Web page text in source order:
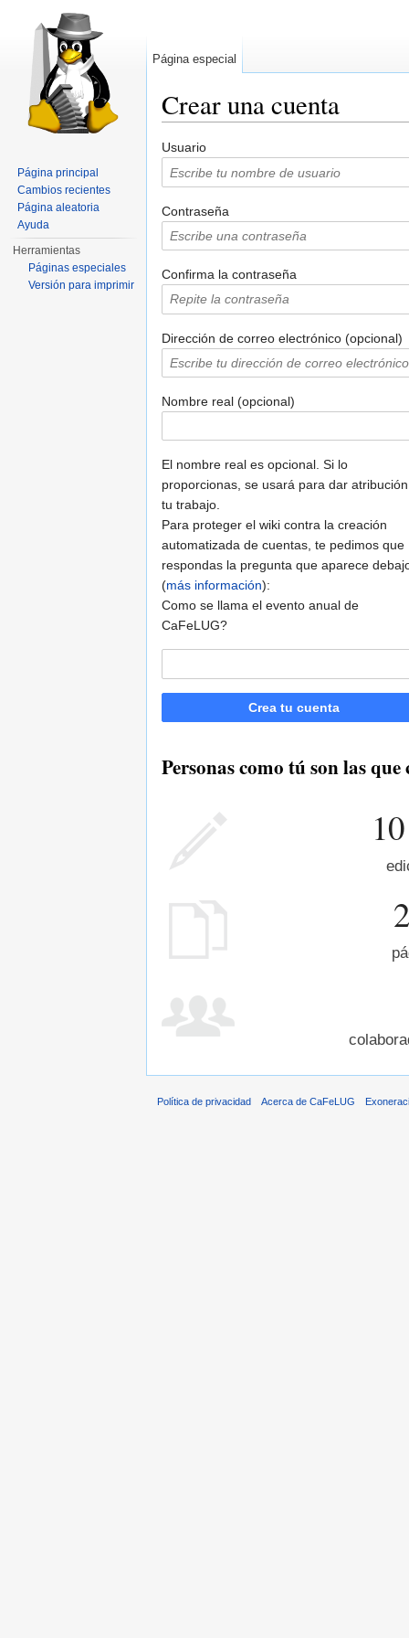
Crear una cuenta
Usuario
Contraseña
Confirma la contraseña
Dirección de correo electrónico (opcional)
Nombre real (opcional)
El nombre real es opcional. Si lo
proporcionas, se usará para dar
tu trabajo.
Para proteger el wiki contra la creación
automatizada de cuentas, te pedimos que
respondas la pregunta que aparece
(más información):
Como se llama el evento anual de
CaFeLUG?
Crea tu cuenta
Personas como tú son las
Página especial
Página principal
Cambios recientes
Página aleatoria
Ayuda
Herramientas
Páginas especiales
Versión para imprimir
Política de privacidad Acerca de CaFeLUG